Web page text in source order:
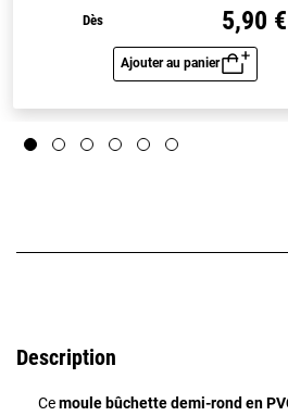
Dès 5,90 €
Ajouter au panier
Aperçu rapide
Description
Cemoule bûchette demi-rond en